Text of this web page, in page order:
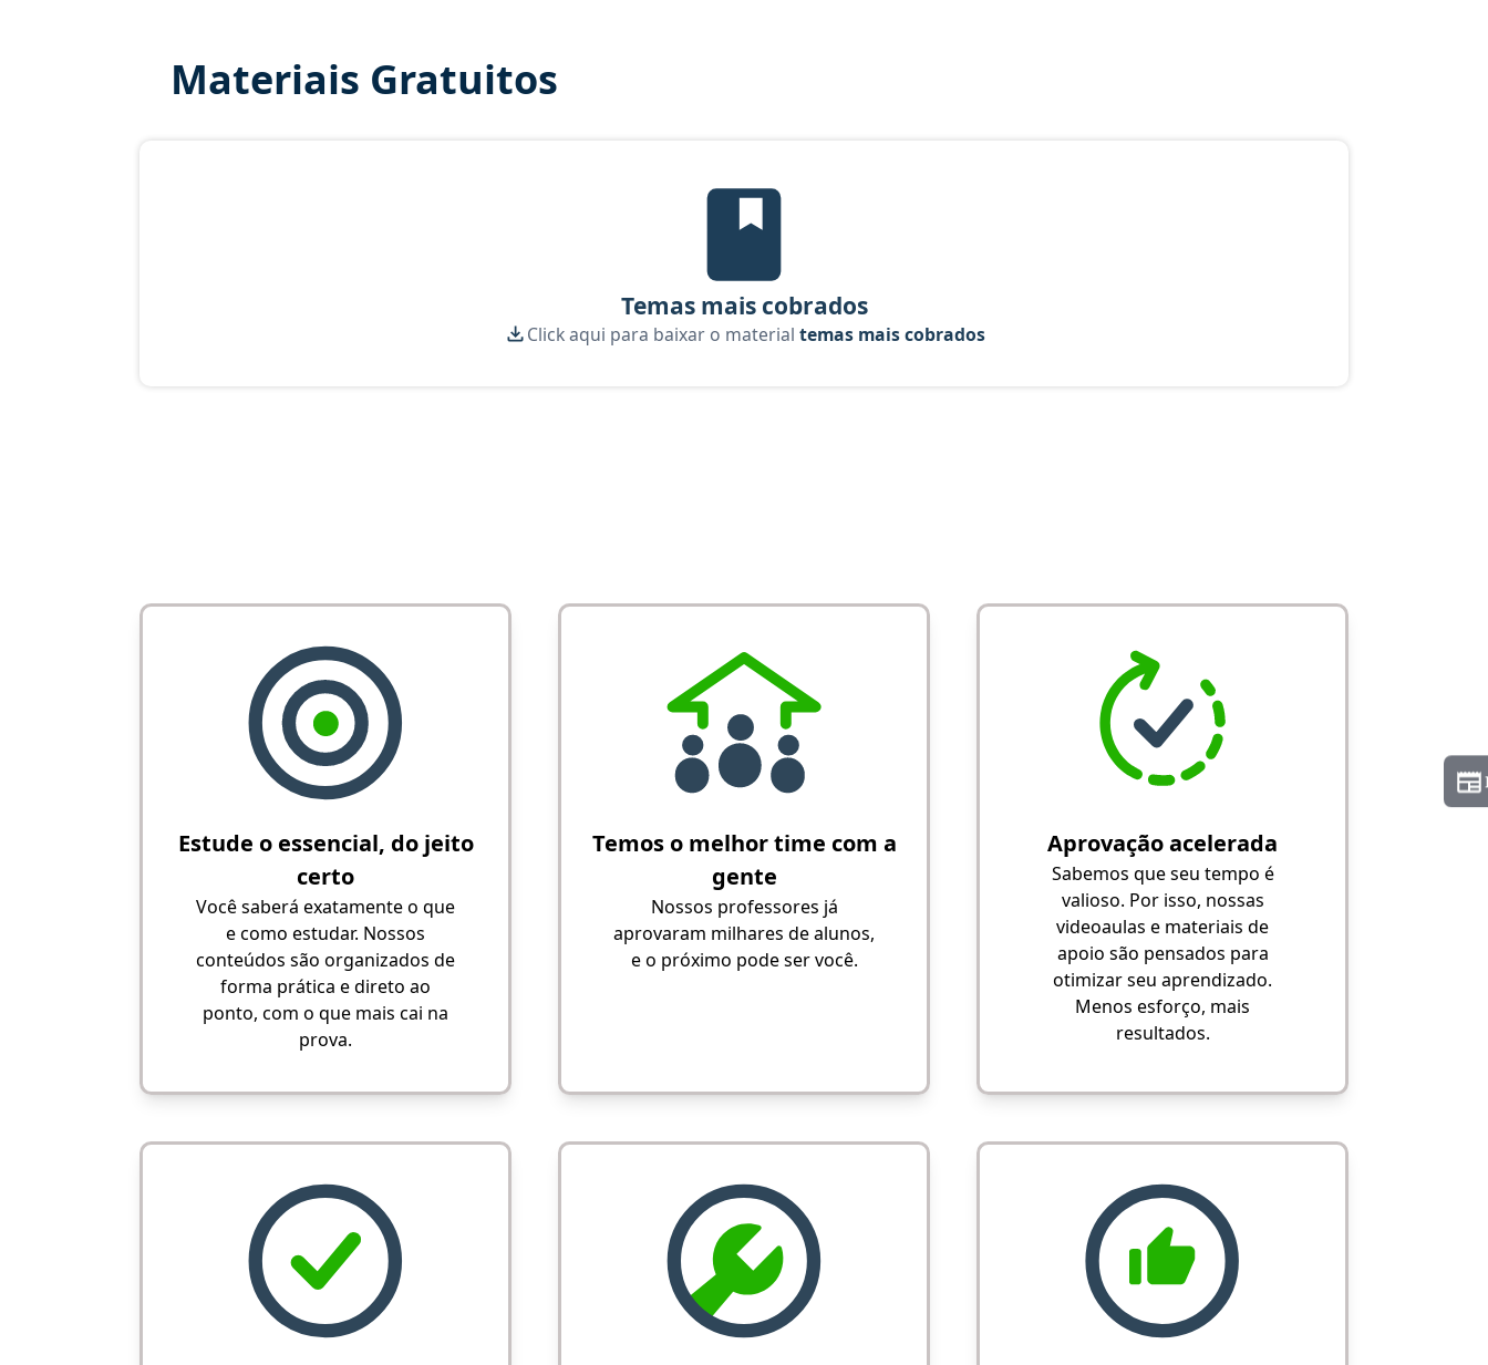
Materiais Gratuitos
Temas mais cobrados, material gratuito do Aprova Concursos para o curso Analista: Judiciário -
Temas mais cobrados
Click aqui para baixar o material temas mais cobrados
Estude o essencial, do jeito
certo
Você saberá exatamente o que
e como estudar. Nossos
conteúdos são organizados de
forma prática e direto ao
ponto, com o que mais cai na
prova.
Temos o melhor time com a
gente
Nossos professores já
aprovaram milhares de alunos,
e o próximo pode ser você.
Aprovação acelerada
Sabemos que seu tempo é
valioso. Por isso, nossas
videoaulas e materiais de
apoio são pensados para
otimizar seu aprendizado.
Menos esforço, mais
resultados.